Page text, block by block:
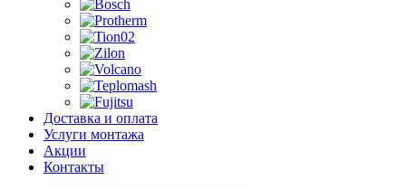
Доставка и оплата
Услуги монтажа
Акции
Контакты